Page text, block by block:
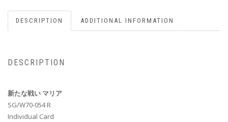
DESCRIPTION ADDITIONAL INFORMATION
DESCRIPTION
新たな戦い マリア
SG/W70-054 R
Individual Card